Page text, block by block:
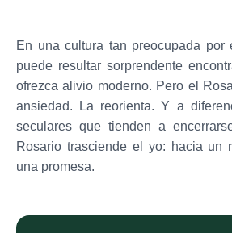
En una cultura tan preocupada por
puede resultar sorprendente
ofrezca alivio moderno. Pero el
ansiedad. La reorienta. Y a
seculares que tienden a
Rosario trasciende el yo: hacia un
una promesa.